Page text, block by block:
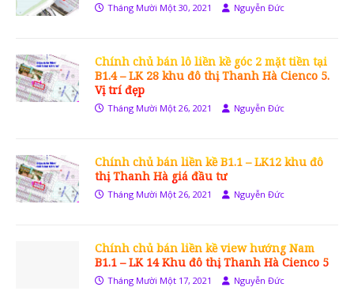
Tháng Mười Một 30, 2021 Nguyễn Đức
Chính chủ bán lô liền kề góc 2 mặt tiền tại
B1.4 – LK 28 khu đô thị Thanh Hà Cienco 5.
Vị trí đẹp
Tháng Mười Một 26, 2021 Nguyễn Đức
Chính chủ bán liền kề B1.1 – LK12 khu đô
thị Thanh Hà giá đầu tư
Tháng Mười Một 26, 2021 Nguyễn Đức
Chính chủ bán liền kề view hướng Nam
B1.1 – LK 14 Khu đô thị Thanh Hà Cienco 5
Tháng Mười Một 17, 2021 Nguyễn Đức